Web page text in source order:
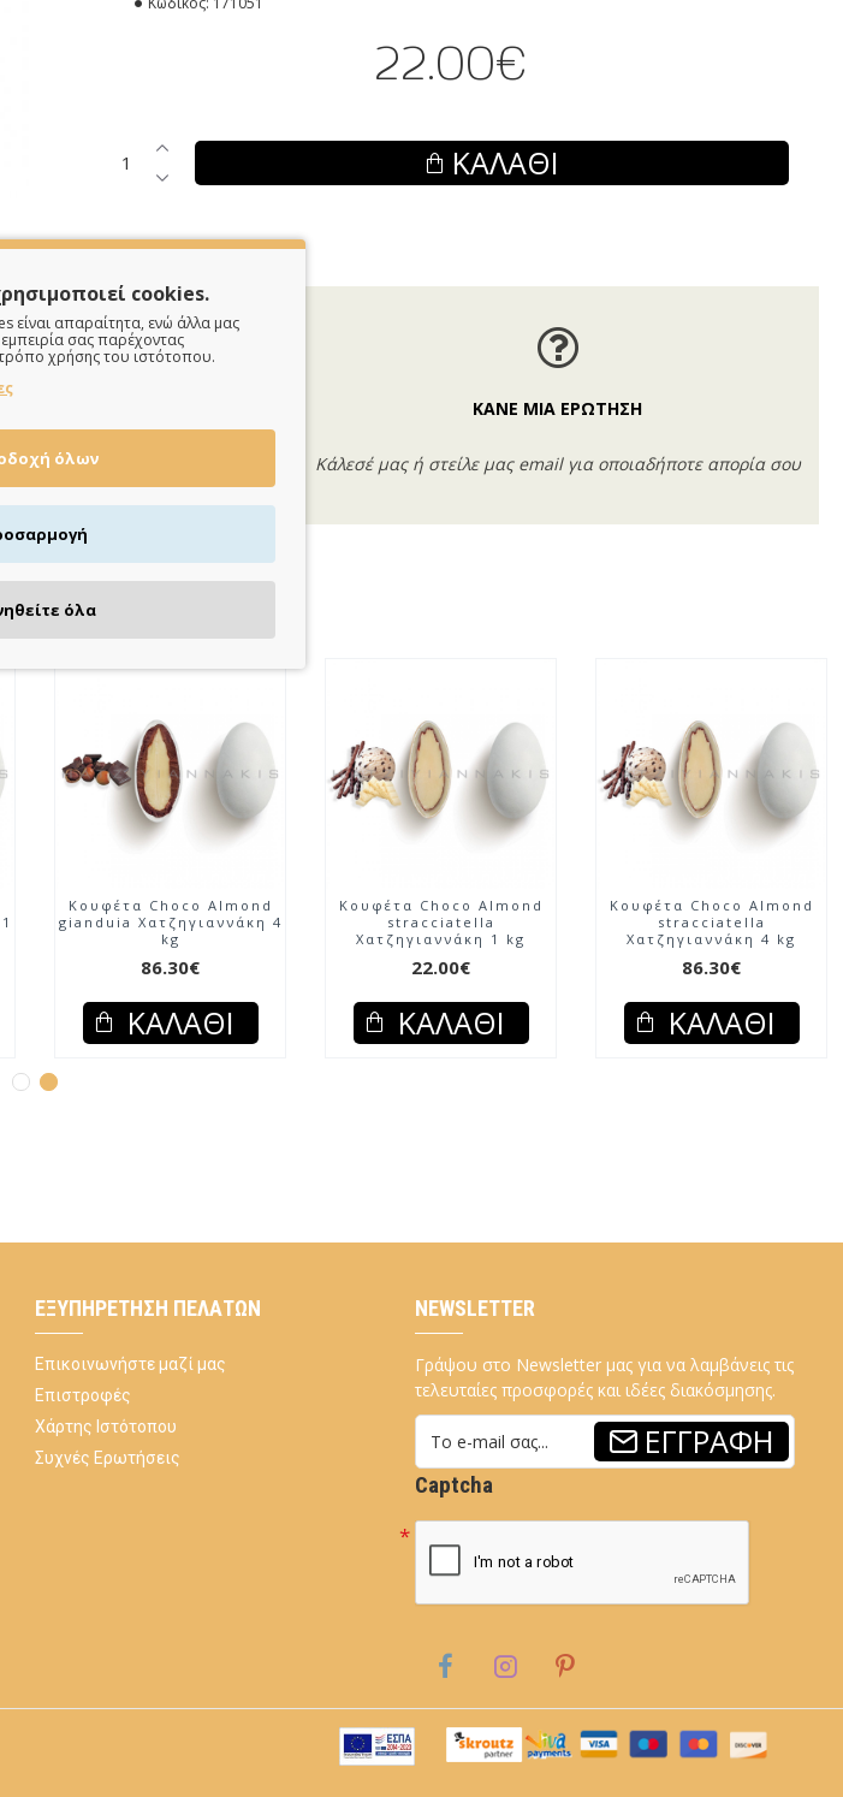
22.00€
ΚΑΛΆΘΙ
αντικαταβολή ή κατάθεση
ΚΑΝΕ ΜΙΑ ΕΡΩΤΗΣΗ
Κάλεσέ μας ή στείλε μας email για οποιαδήποτε απορία σου
ΚΙ ΑΥΤΆ
Κουφέτα Choco Almond
gianduia Χατζηγιαννάκη 4
kg
86.30€
ΚΑΛΆΘΙ
Κουφέτα Choco Almond
stracciatella
Χατζηγιαννάκη 1 kg
22.00€
ΚΑΛΆΘΙ
Κουφέτα Choco Almond
stracciatella
Χατζηγιαννάκη 4 kg
86.30€
ΚΑΛΆΘΙ
ΕΞΥΠΗΡΈΤΗΣΗ ΠΕΛΑΤΏΝ
Επικοινωνήστε μαζί μας
Επιστροφές
Χάρτης Ιστότοπου
Συχνές Ερωτήσεις
NEWSLETTER
Γράψου στο Newsletter μας για να λαμβάνεις τις
τελευταίες προσφορές και ιδέες διακόσμησης.
ΕΓΓΡΑΦΉ
Captcha
cookies.
είναι απαραίτητα, ενώ άλλα μας
σας παρέχοντας
χρήσης του ιστότοπου.
όλων
όλα